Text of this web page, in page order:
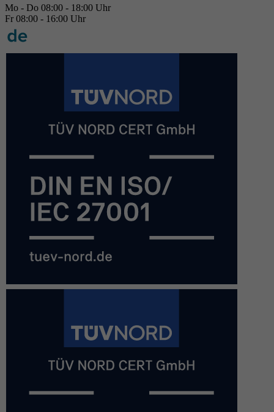
Mo - Do 08:00 - 18:00 Uhr
Fr 08:00 - 16:00 Uhr